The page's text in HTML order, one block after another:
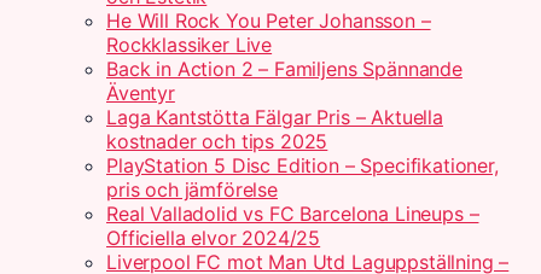
He Will Rock You Peter Johansson –
Rockklassiker Live
Back in Action 2 – Familjens Spännande
Äventyr
Laga Kantstötta Fälgar Pris – Aktuella
kostnader och tips 2025
PlayStation 5 Disc Edition – Specifikationer,
pris och jämförelse
Real Valladolid vs FC Barcelona Lineups –
Officiella elvor 2024/25
Liverpool FC mot Man Utd Laguppställning –